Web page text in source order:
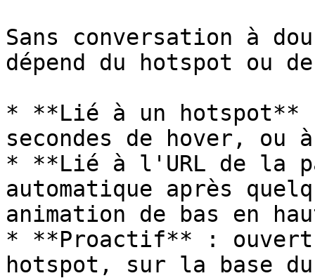
Sans conversation à
dépend du hotspot ou
* **Lié à un hotspot**
secondes de hover, ou
* **Lié à l'URL de la
automatique après
animation de bas en
* **Proactif** :
hotspot, sur la base du